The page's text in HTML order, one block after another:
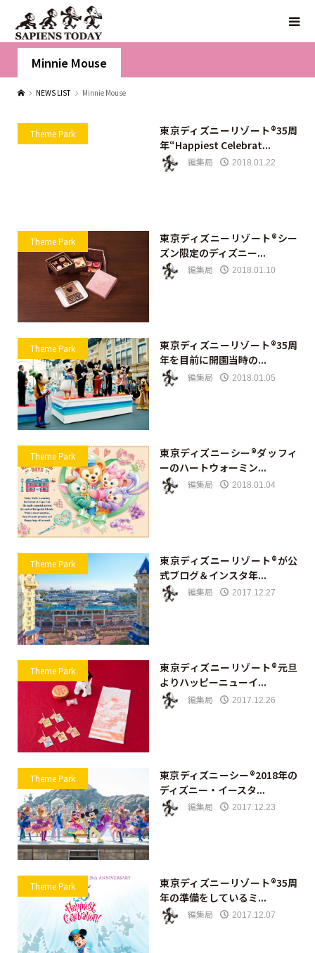
Minnie Mouse
NEWS LIST Minnie Mouse
Theme Park
東京ディズニーリゾート®35周
年“Happiest Celebrat...
編集局 2018.01.22
Theme Park
東京ディズニーリゾート®シー
ズン限定のディズニー...
編集局 2018.01.10
Theme Park
東京ディズニーリゾート®35周
年を目前に開園当時の...
編集局 2018.01.05
Theme Park
東京ディズニーシー®ダッフィ
ーのハートウォーミン...
編集局 2018.01.04
Theme Park
東京ディズニーリゾート®が公
式ブログ＆インスタ年...
編集局 2017.12.27
Theme Park
東京ディズニーリゾート®元旦
よりハッピーニューイ...
編集局 2017.12.26
Theme Park
東京ディズニーシー®2018年の
ディズニー・イースタ...
編集局 2017.12.23
Theme Park
東京ディズニーリゾート®35周
年の準備をしているミ...
編集局 2017.12.07